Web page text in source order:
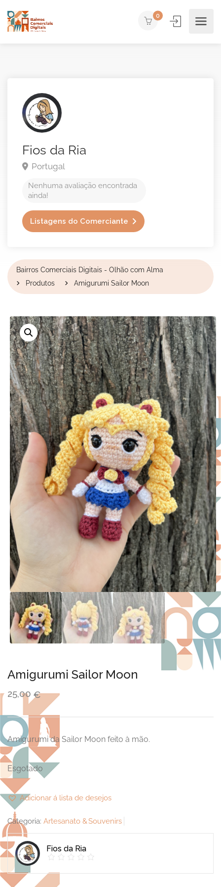
0
Fios da Ria
Portugal
Nenhuma avaliação encontrada
ainda!
Listagens do Comerciante
Bairros Comerciais Digitais - Olhão com Alma
Produtos
Amigurumi Sailor Moon
Amigurumi Sailor Moon
25,00 €
Amigurumi da Sailor Moon feito à mão.
Esgotado
Adicionar á lista de desejos
Categoria: Artesanato & Souvenirs
Fios da Ria